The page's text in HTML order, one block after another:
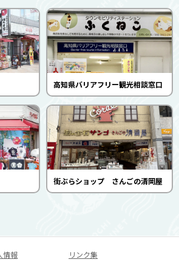
高知県バリアフリー観光相談窓口
街ぶらショップ さんごの清岡屋
情報
リンク集